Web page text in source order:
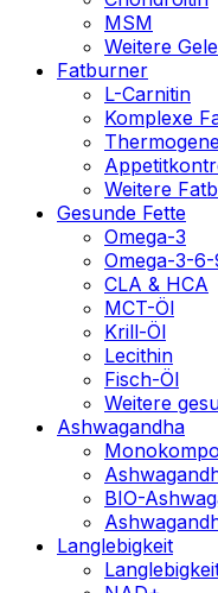
MSM
Weitere
Fatburner
L-Carnitin
Komplexe
Weitere
Gesunde Fette
Omega-3
Omega-3-6-
CLA & HCA
MCT-Öl
Krill-Öl
Lecithin
Fisch-Öl
Weitere
Ashwagandha
BIO-
Langlebigkeit